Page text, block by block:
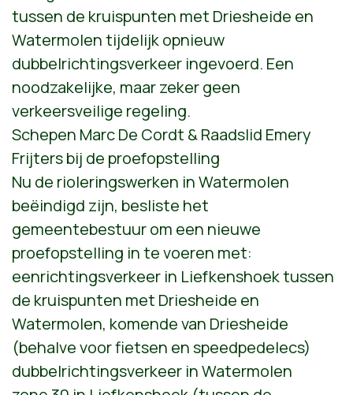
tussen de kruispunten met Driesheide en
Watermolen tijdelijk opnieuw
dubbelrichtingsverkeer ingevoerd. Een
noodzakelijke, maar zeker geen
verkeersveilige regeling.
Schepen Marc De Cordt & Raadslid Emery
Frijters bij de proefopstelling
Nu de rioleringswerken in Watermolen
beëindigd zijn, besliste het
gemeentebestuur om een nieuwe
proefopstelling in te voeren met:
eenrichtingsverkeer in Liefkenshoek tussen
de kruispunten met Driesheide en
Watermolen, komende van Driesheide
(behalve voor fietsen en speedpedelecs)
dubbelrichtingsverkeer in Watermolen